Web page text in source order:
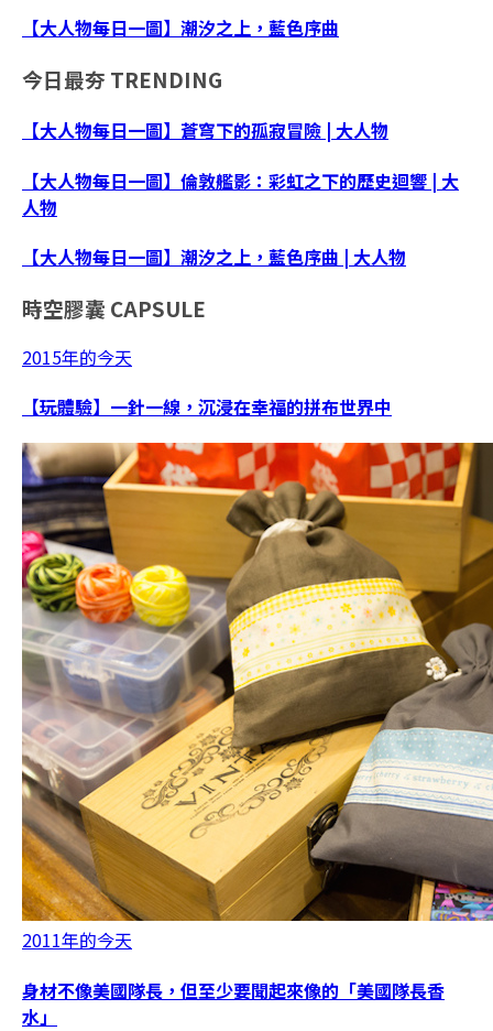
【大人物每日一圖】潮汐之上，藍色序曲
今日最夯 TRENDING
【大人物每日一圖】蒼穹下的孤寂冒險 | 大人物
【大人物每日一圖】倫敦艦影：彩虹之下的歷史迴響 | 大
人物
【大人物每日一圖】潮汐之上，藍色序曲 | 大人物
時空膠囊 CAPSULE
2015年的今天
【玩體驗】一針一線，沉浸在幸福的拼布世界中
2011年的今天
身材不像美國隊長，但至少要聞起來像的「美國隊長香
水」